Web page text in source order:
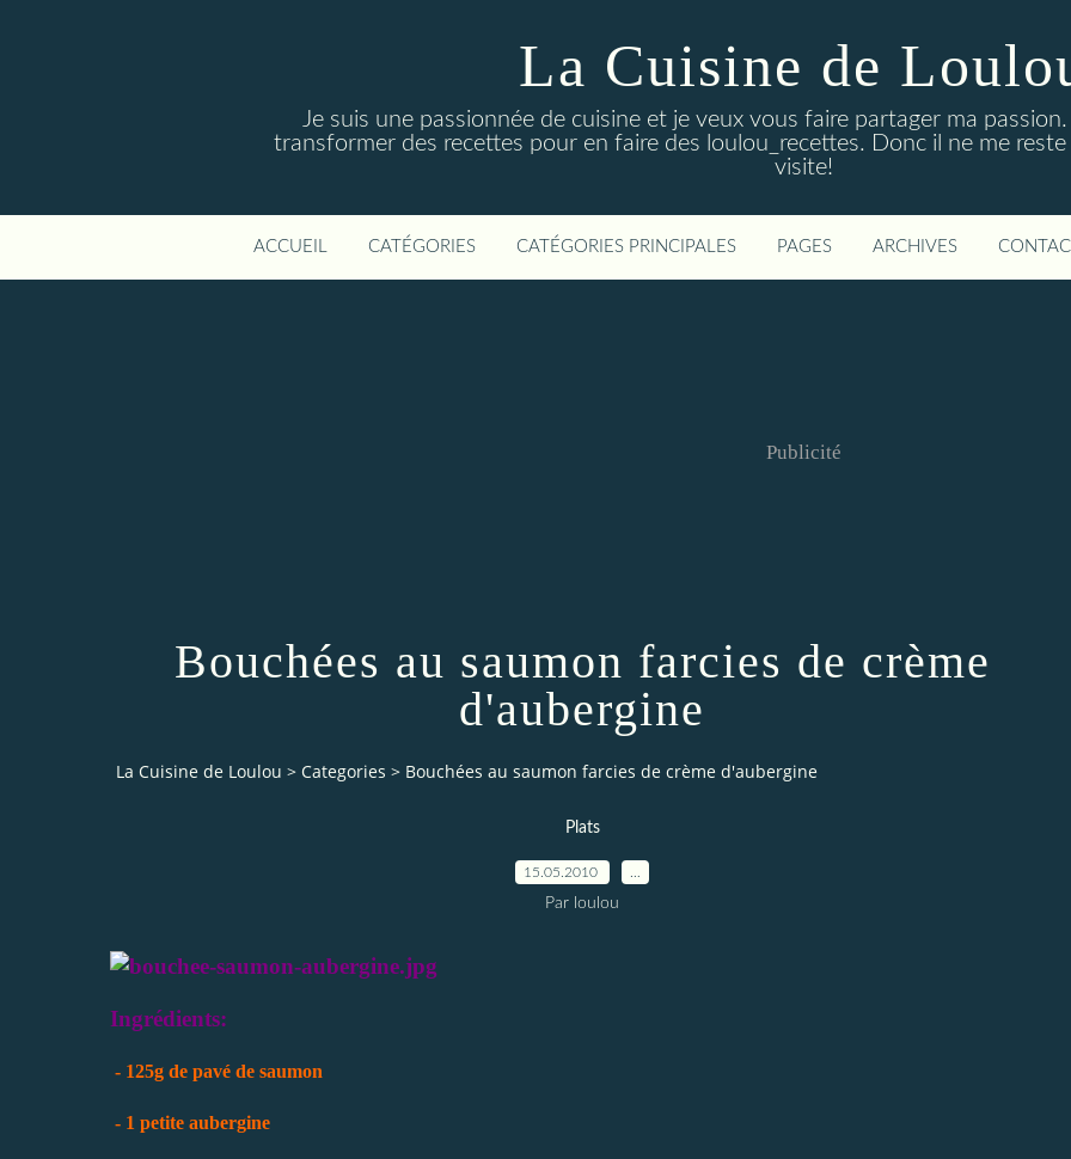
La Cuisine de
Je suis une passionnée de cuisine et je veux vous faire partager ma
transformer des recettes pour en faire des loulou_recettes. Donc il ne me
visite!
ACCUEIL CATÉGORIES CATÉGORIES PRINCIPALES PAGES ARCHIVES
Publicité
Bouchées au saumon farcies de crème
d'aubergine
La Cuisine de Loulou > Categories > Bouchées au saumon farcies de crème d'aubergine
Plats
15.05.2010
Par loulou
Ingrédients:
- 125g de pavé de saumon
- 1 petite aubergine